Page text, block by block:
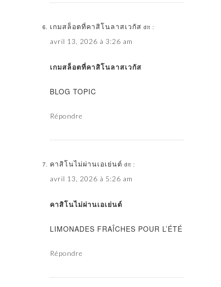
เกมสล็อตที่คาสิโนลาสเวกัส dit :
avril 13, 2026 à 3:26 am
เกมสล็อตที่คาสิโนลาสเวกัส
BLOG TOPIC
Répondre
คาสิโนไม่ผ่านเอเย่นต์ dit :
avril 13, 2026 à 5:26 am
คาสิโนไม่ผ่านเอเย่นต์
LIMONADES FRAÎCHES POUR L’ÉTÉ
Répondre